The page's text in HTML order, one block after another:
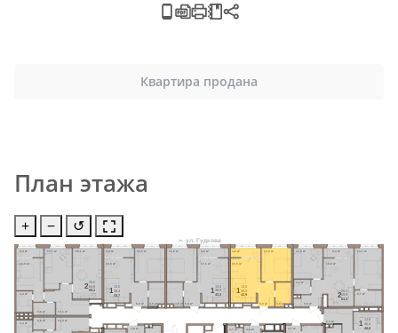
Квартира продана
План этажа
+ − ↺
4,7 м² 4,8 м² 3,7 м²
8,3 м² 1
13,6
45,4
48,8
3,4 м² 14,7 м²
5,7 м²
3,3 м²
11,6 м²
18,0 м²
6,6 м²
2
26,3
59,9
63,3
3,6 м² 13,0 м²
4,8 м²
5,0 м²
16,5 м²
1
13,0
39,3
42,9
3,4 м²
13,0 м²
4,8 м² 5,0 м²
17,1 м²
1
13,0
39,9
43,3
3,4 м² 13,0 м²
4,8 м²
5,0 м²
16,5 м²
1
13,0
39,3
42,7
3,4 м² 19,1 м²
12,9 м²
3,6 м²
4,4 м²
13,7 м²
11,1 м²
2
26,6
64,8
68,2
3,6 м²
4,4 м²
11,0 м²
4,9 м²
ул. Гудкова